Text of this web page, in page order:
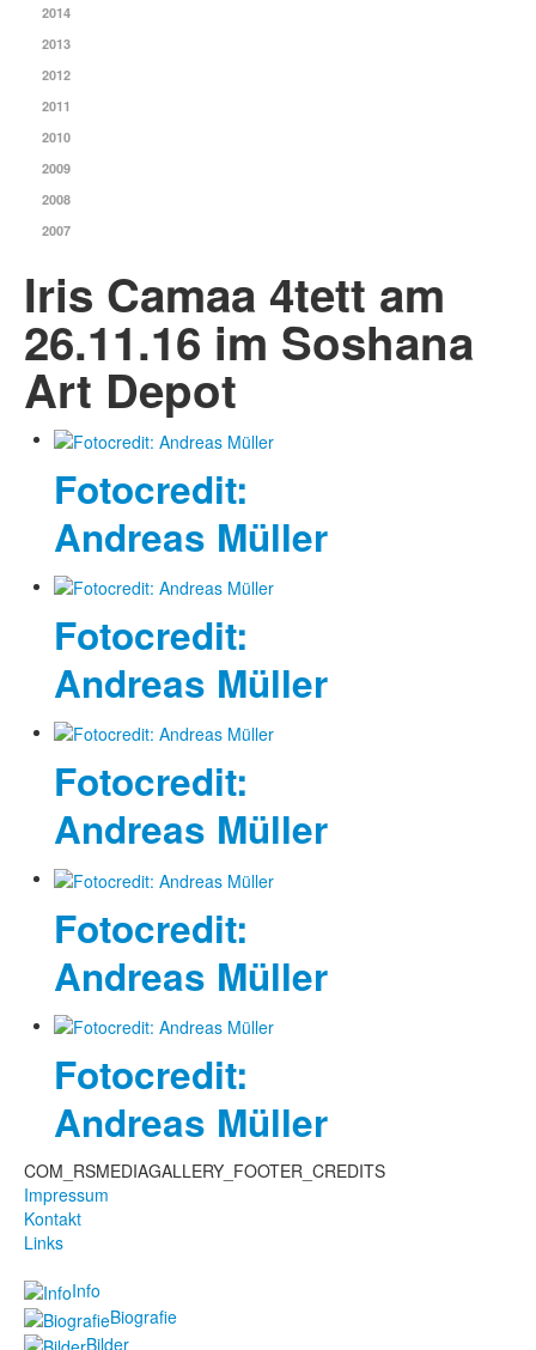
2014
2013
2012
2011
2010
2009
2008
2007
Iris Camaa 4tett am
26.11.16 im Soshana
Art Depot
Fotocredit:
Andreas Müller
Fotocredit:
Andreas Müller
Fotocredit:
Andreas Müller
Fotocredit:
Andreas Müller
Fotocredit:
Andreas Müller
COM_RSMEDIAGALLERY_FOOTER_CREDITS
Impressum
Kontakt
Links
Info
Biografie
Bilder